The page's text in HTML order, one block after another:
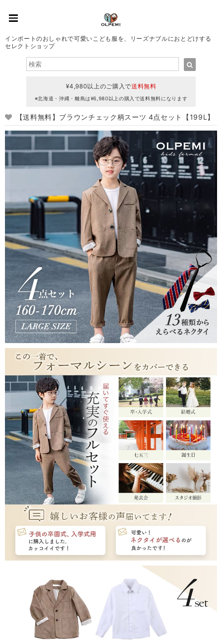
インポートのおしゃれで可愛いこども服を、リーズナブルにおとどけする
セレクトショップ
¥4,980以上のご購入で送料無料
※北海道・沖縄・離島は¥6,980以上の購入で送料無料になります
【送料無料】ブラウンチェック柄スーツ 4点セット【199L】